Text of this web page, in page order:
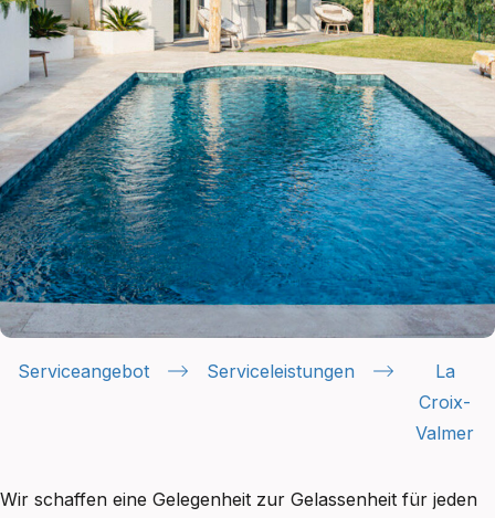
Serviceangebot Serviceleistungen
La
Croix-
Valmer
Wir schaffen eine Gelegenheit zur Gelassenheit für jeden